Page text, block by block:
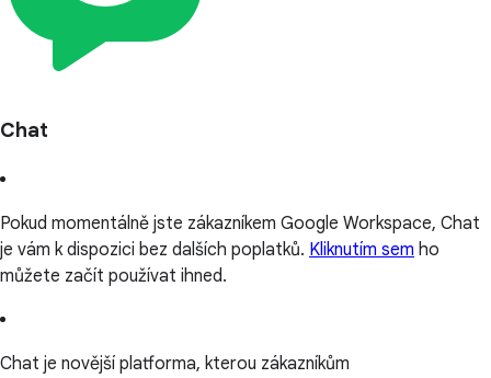
Chat
Pokud momentálně jste zákazníkem Google Workspace, Chat
je vám k dispozici bez dalších poplatků. Kliknutím sem ho
můžete začít používat ihned.
Chat je novější platforma, kterou zákazníkům